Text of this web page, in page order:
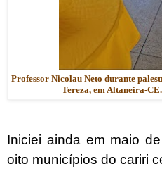
Professor Nicolau Neto durante
Tereza, em Altaneira-
Iniciei ainda em maio
oito municípios do cariri